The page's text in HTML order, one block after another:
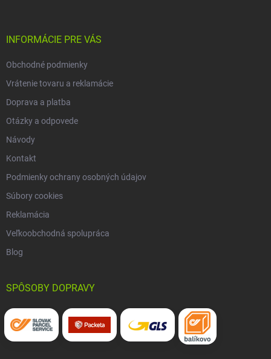
INFORMÁCIE PRE VÁS
Obchodné podmienky
Vrátenie tovaru a reklamácie
Doprava a platba
Otázky a odpovede
Návody
Kontakt
Podmienky ochrany osobných údajov
Súbory cookies
Reklamácia
Veľkoobchodná spolupráca
Blog
SPÔSOBY DOPRAVY